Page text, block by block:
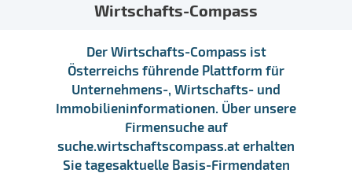
Wirtschafts-Compass
Der Wirtschafts-Compass ist
Österreichs führende Plattform für
Unternehmens-, Wirtschafts- und
Immobilieninformationen. Über unsere
Firmensuche auf
suche.wirtschaftscompass.at erhalten
Sie tagesaktuelle Basis-Firmendaten